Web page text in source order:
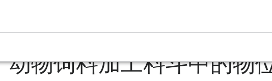
动物饲料加工料斗中的物